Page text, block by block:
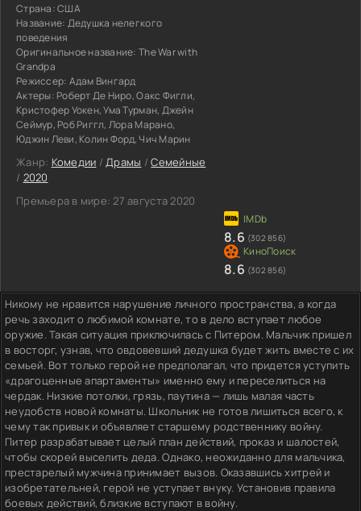
Страна:США
Название: Дедушка нелегкого
поведения
Оригинальное название: The War with
Grandpa
Режиссер: Адам Вингард
Актеры: Роберт Де Ниро, Оакс Фигли,
Кристофер Уокен, Ума Турман, Джейн
Сеймур, Роб Риггл, Лора Марано,
Юджин Леви, Колин Форд, Чич Марин
Жанр: Комедии /Драмы /Семейные
/ 2020
Премьера в мире: 27 августа 2020
8.6 (302 856)
8.6 (302 856)
Никому не нравится нарушение личного пространства, а когда
речь заходит о любимой комнате, то в дело вступает любое
оружие. Такая ситуация приключилась с Питером. Мальчик пришел
в восторг, узнав, что овдовевший дедушка будет жить вместе с их
семьей. Вот только герой не предполагал, что придется уступить
«драгоценные апартаменты» именно ему и переселиться на
чердак. Низкие потолки, грязь, паутина — лишь малая часть
неудобств новой комнаты. Школьник не готов лишиться всего, к
чему так привык и объявляет старшему родственнику войну.
Питер разрабатывает целый план действий, проказ и шалостей,
чтобы скорей выселить деда. Однако, неожиданно для мальчика,
престарелый мужчина принимает вызов. Оказавшись хитрей и
изобретательней, герой не уступает внуку. Установив правила
боевых действий, близкие вступают в войну.